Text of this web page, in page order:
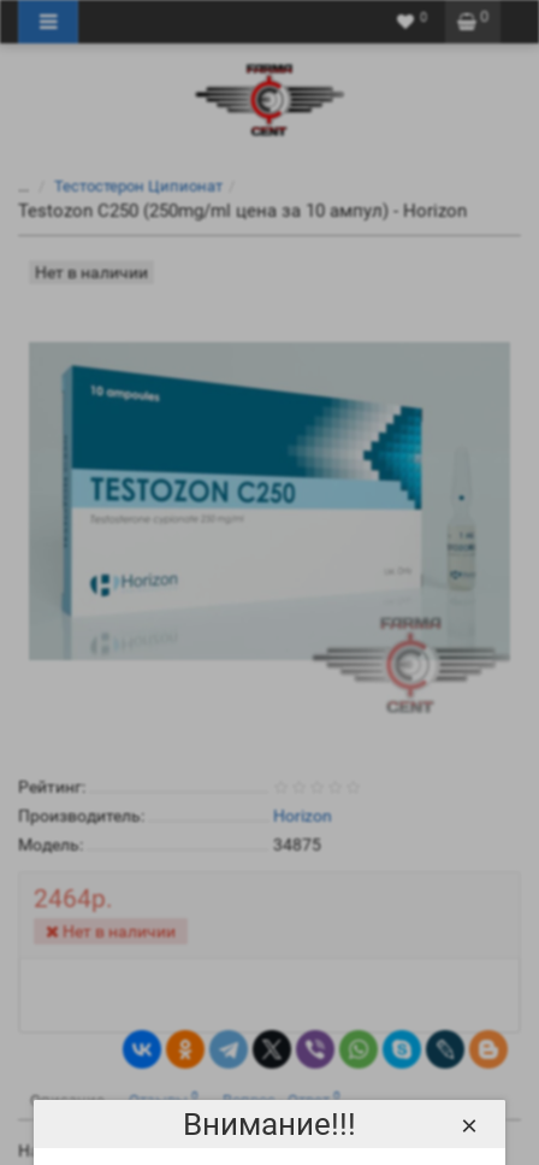
Внимание!!! ×
0
0
Тестостерон Ципионат
Testozon C250 (250mg/ml цена за 10 ампул) - Horizon
Нет в наличии
Рейтинг:
Производитель:
Horizon
Модель:
34875
2464р.
Нет в наличии
Описание Отзывы0 Вопрос - Ответ0
На данный момент самым длинным эфиром тестостерона